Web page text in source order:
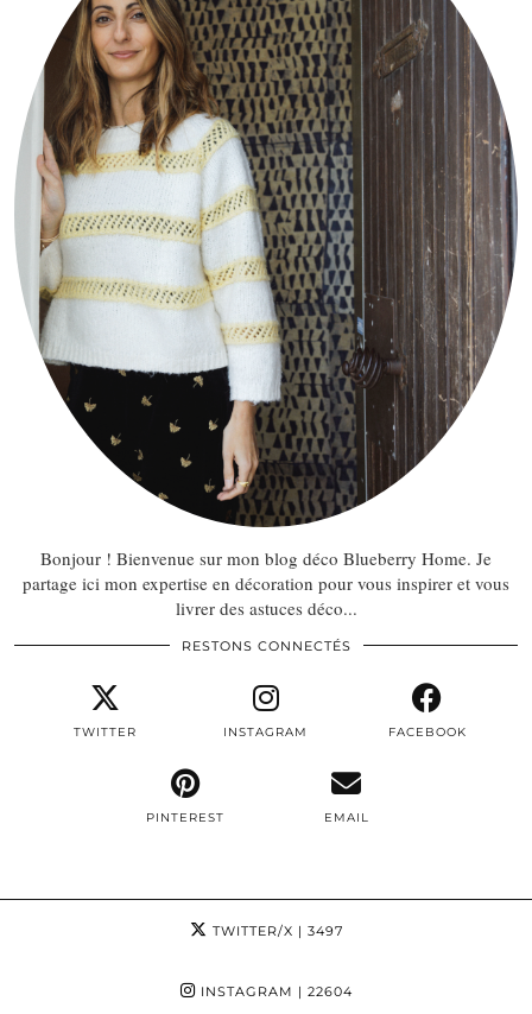
Bonjour ! Bienvenue sur mon blog déco Blueberry Home. Je
partage ici mon expertise en décoration pour vous inspirer et vous
livrer des astuces déco...
RESTONS CONNECTÉS
TWITTER INSTAGRAM FACEBOOK
PINTEREST EMAIL
TWITTER/X | 3497
INSTAGRAM | 22604